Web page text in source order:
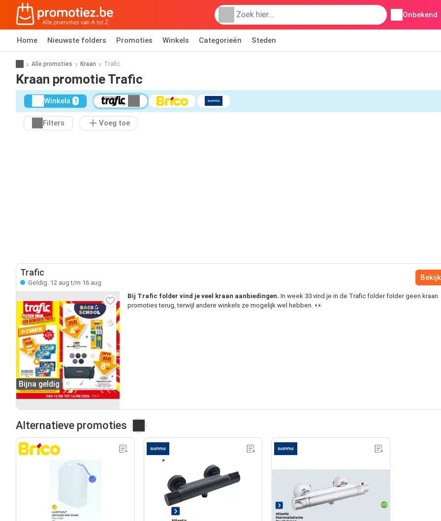
Onbekend
Home Nieuwste folders Promoties Winkels Categorieën Steden
Alle promoties Kraan Trafic
Kraan promotie Trafic
Winkels 1
Filters Voeg toe
Trafic
Geldig: 12 aug t/m 16 aug
Bijna geldig
Bij Trafic folder vind je veel kraan aanbiedingen. In week 33 vind je in de Trafic folder folder geen kraan
promoties terug, terwijl andere winkels ze mogelijk wel hebben. 👀
Alternatieve promoties